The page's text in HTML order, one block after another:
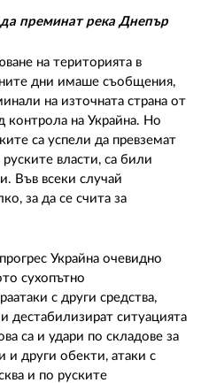
да преминат река Днепър
на територията в
дни имаше съобщения,
на източната страна от
контрола на Украйна. Но
са успели да превземат
власти, са били
Във всеки случай
за да се счита за
Украйна очевидно
сухопътно
с други средства,
дестабилизират ситуацията
са и удари по складове за
и други обекти, атаки с
и по руските